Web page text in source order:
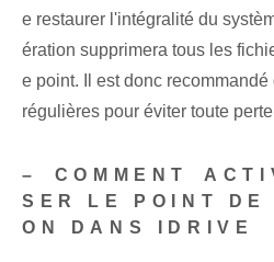
e restaurer l'intégralité du
ération supprimera tous les
e point. Il est donc
régulières pour éviter toute
– ⁢COMMENT⁢
SER LE POINT DE
ON DANS IDRIVE